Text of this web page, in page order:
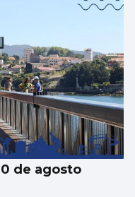
el cambio del
de agosto